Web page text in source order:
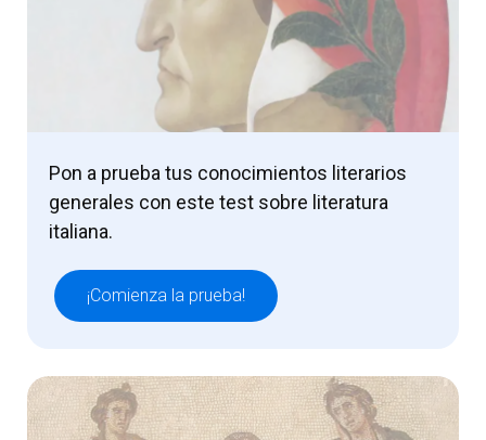
Pon a prueba tus conocimientos literarios
generales con este test sobre literatura
italiana.
¡Comienza la prueba!